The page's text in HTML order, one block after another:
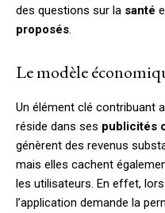
des questions sur la santé
proposés.
Le modèle
Un élément clé contribuant
réside dans ses publicités
génèrent des revenus
mais elles cachent
les utilisateurs. En effet,
l’application demande la